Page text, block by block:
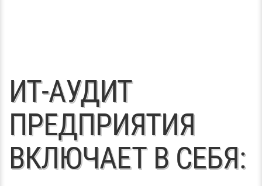
ИТ-АУДИТ
ПРЕДПРИЯТИЯ
ВКЛЮЧАЕТ В СЕБЯ: